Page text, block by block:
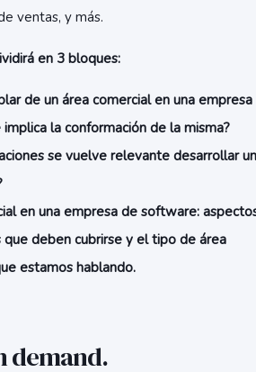
ventas, y más.
en 3 bloques:
de un área comercial en una
la conformación de la misma?
se vuelve relevante desarrollar un
en una empresa de software:
que deben cubrirse y el tipo de área
estamos hablando.
demand.